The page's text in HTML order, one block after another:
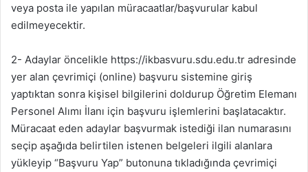
veya posta ile yapılan müracaatlar/başvurular kabul
edilmeyecektir.
2- Adaylar öncelikle https://ikbasvuru.sdu.edu.tr adresinde
yer alan çevrimiçi (online) başvuru sistemine giriş
yaptıktan sonra kişisel bilgilerini doldurup Öğretim Elemanı
Personel Alımı İlanı için başvuru işlemlerini başlatacaktır.
Müracaat eden adaylar başvurmak istediği ilan numarasını
seçip aşağıda belirtilen istenen belgeleri ilgili alanlara
yükleyip “Başvuru Yap” butonuna tıkladığında çevrimiçi